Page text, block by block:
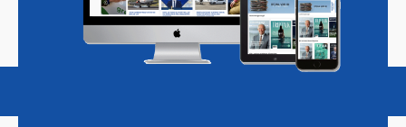
Magazine Podcasts Vacatures